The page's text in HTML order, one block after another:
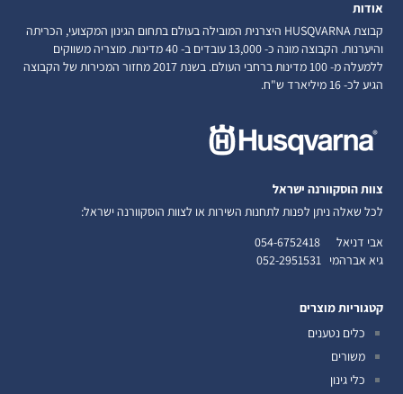
אודות
קבוצת HUSQVARNA היצרנית המובילה בעולם בתחום הגינון המקצועי, הכריתה
והיערנות. הקבוצה מונה כ- 13,000 עובדים ב- 40 מדינות. מוצריה משווקים
ללמעלה מ- 100 מדינות ברחבי העולם. בשנת 2017 מחזור המכירות של הקבוצה
הגיע לכ- 16 מיליארד ש"ח.
צוות הוסקוורנה ישראל
לכל שאלה ניתן לפנות לתחנות השירות או לצוות הוסקוורנה ישראל:
אבי דניאל 054-6752418
גיא אברהמי 052-2951531
קטגוריות מוצרים
כלים נטענים
משורים
כלי גינון